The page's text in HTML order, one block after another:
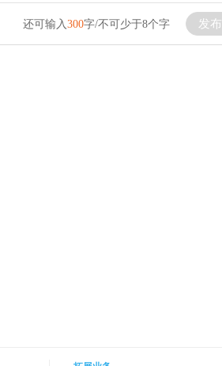
还可输入 300字/不可少于8个字 发